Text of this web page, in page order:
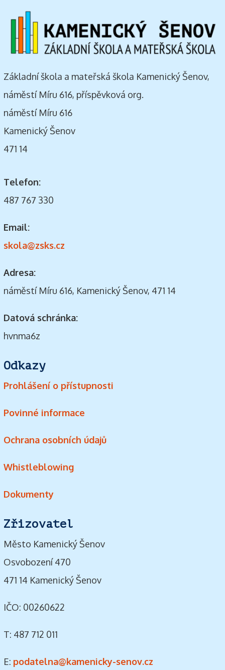
Základní škola a mateřská škola Kamenický Šenov,
náměstí Míru 616, příspěvková org.
náměstí Míru 616
Kamenický Šenov
471 14
Telefon:
487 767 330
Email:
skola@zsks.cz
Adresa:
náměstí Míru 616, Kamenický Šenov, 471 14
Datová schránka:
hvnma6z
Odkazy
Prohlášení o přístupnosti
Povinné informace
Ochrana osobních údajů
Whistleblowing
Dokumenty
Zřizovatel
Město Kamenický Šenov
Osvobození 470
471 14 Kamenický Šenov
IČO: 00260622
T: 487 712 011
E: podatelna@kamenicky-senov.cz